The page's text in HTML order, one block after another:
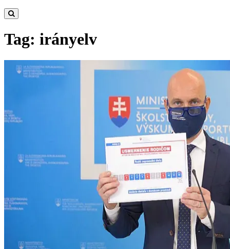
Tag: irányelv